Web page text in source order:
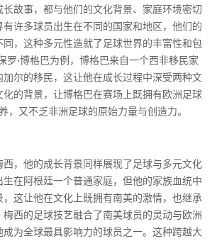
长故事，都与他们的文化背景、家庭环境密切
许多球员出生在不同的国家和地区，他们的
，这种多元性造就了足球世界的丰富性和包
罗·博格巴为例，博格巴来自一个西非移民家
加尔的移民，这让他在成长过程中深受两种文
的背景，让博格巴在赛场上既拥有欧洲足球
，又不乏非洲足球的原始力量与创造力。
，他的成长背景同样展现了足球与多元文化
在阿根廷一个普通家庭，但他的家族血统中
这让他在文化上既拥有南美的激情，也继承
西的足球技艺融合了南美球员的灵动与欧洲
为全球最具影响力的球员之一。这种跨越大